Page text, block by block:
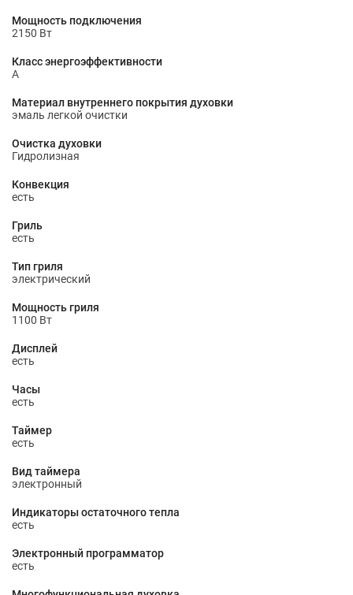
Мощность подключения
2150 Вт
Класс энергоэффективности
A
Материал внутреннего покрытия духовки
эмаль легкой очистки
Очистка духовки
Гидролизная
Конвекция
есть
Гриль
есть
Тип гриля
электрический
Мощность гриля
1100 Вт
Дисплей
есть
Часы
есть
Таймер
есть
Вид таймера
электронный
Индикаторы остаточного тепла
есть
Электронный программатор
есть